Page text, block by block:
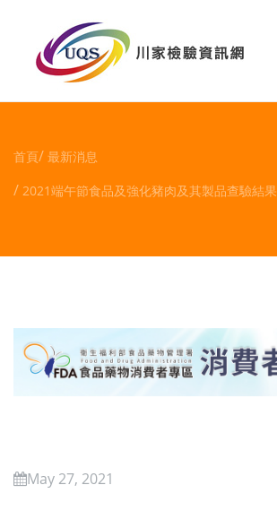
首頁 最新消息
2021端午節食品及強化豬肉及其製品查驗結果
May 27, 2021